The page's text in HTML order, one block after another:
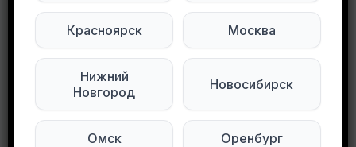
88 просмотров
Другие объявления в этом городе
Красноярск Москва
Нижний
Новгород
Новосибирск
Омск Оренбург